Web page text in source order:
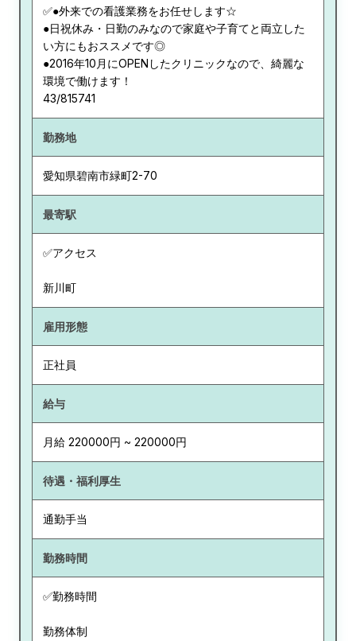
✅●外来での看護業務をお任せします☆
●日祝休み・日勤のみなので家庭や子育てと両立した
い方にもおススメです◎
●2016年10月にOPENしたクリニックなので、綺麗な
環境で働けます！
43/815741
勤務地
愛知県碧南市緑町2-70
最寄駅
✅アクセス
新川町
雇用形態
正社員
給与
月給 220000円 ~ 220000円
待遇・福利厚生
通勤手当
勤務時間
✅勤務時間
勤務体制